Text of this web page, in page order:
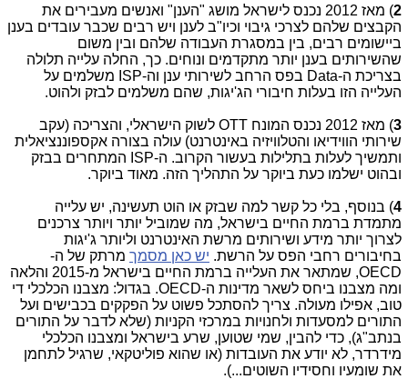
2
) מאז 2012 נכנס לישראל מושג "הענן" ואנשים מעבירים את
הקבצים שלהם לצרכי גיבוי וכיו"ב לענן ויש רבים שכבר עובדים בענן
ביישומים רבים, בין במסגרת העבודה שלהם ובין משום
שהשירותים בענן יותר מתקדמים ונוחים. כך, החלה עלייה תלולה
בצריכת ה-Data בפס הרחב לשירותי ענן וה-ISP משלמים על
העלייה הזו בעלות חיבורי הג'יגות, שהם משלמים לבזק ולהוט.
3
) מאז 2012 נכנס המונח OTT לשוק הישראלי, והצריכה (עקב
שירותי הווידיאו והטלוויזיה באינטרנט) עולה בצורה אקספוננציאלית
ותמשיך לעלות בתלילות בעשור הקרוב. ה-ISP המתחרים בבזק
ובהוט ישלמו כעת ביוקר על התהליך הזה. מאוד ביוקר.
4) בנוסף, בלי כל קשר למה שבזק או הוט תעשינה, יש עלייה
מתמדת ברמת החיים בישראל, מה שמוביל יותר ויותר צרכנים
לצרוך יותר מידע ושירותים מרשת האינטרנט וליותר ג'יגות
בחיבורים רחבי הפס על הרשת. יש כאן מסמךמרתק של ה-
OECD, שמתאר את העלייה ברמת החיים בישראל מ-2015 והלאה
ומה מצבנו ביחס לשאר מדינות ה-OECD. בגדול: מצבנו הכלכלי די
טוב, אפילו מעולה. צריך להסתכל פשוט על הפקקים בכבישים ועל
התורים למסעדות ולחנויות במרכזי הקניות (שלא לדבר על התורים
בנתב"ג), כדי להבין, שמי שטוען, שרע בישראל ומצבנו הכלכלי
מידרדר, לא יודע את העובדות (או שהוא פוליטקאי, שרגיל לתחמן
את שומעיו וחסידיו השוטים...).